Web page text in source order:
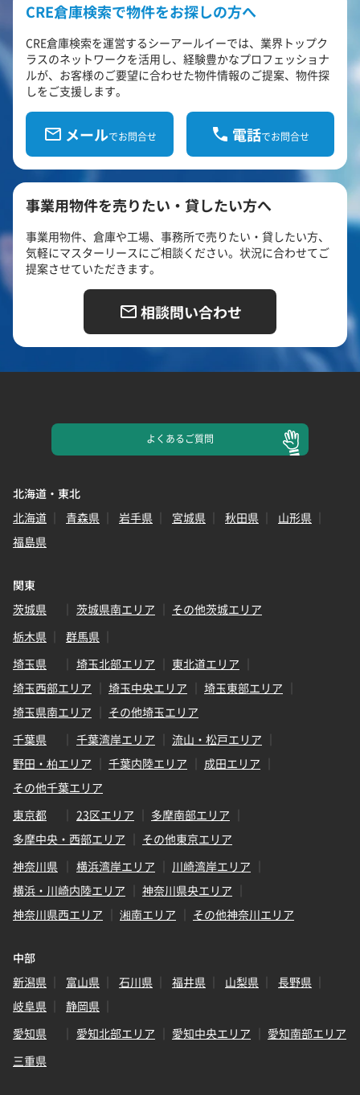
CRE倉庫検索で物件をお探しの方へ
CRE倉庫検索を運営するシーアールイーでは、業界トップク
ラスのネットワークを活用し、経験豊かなプロフェッショナ
ルが、お客様のご要望に合わせた物件情報のご提案、物件探
しをご支援します。
メールでお問合せ 電話でお問合せ
事業用物件を売りたい・貸したい方へ
事業用物件、倉庫や工場、事務所で売りたい・貸したい方、
気軽にマスターリースにご相談ください。状況に合わせてご
提案させていただきます。
相談問い合わせ
よくあるご質問
北海道・東北
北海道
青森県 岩手県 宮城県 秋田県
山形県
福島県
関東
茨城県
茨城県南エリア
その他茨城エリア
栃木県
群馬県
埼玉県
埼玉北部エリア
東北道エリア
埼玉西部エリア
埼玉中央エリア
埼玉東部エリア
埼玉県南エリア
その他埼玉エリア
千葉県
千葉湾岸エリア
流山・松戸エリア
野田・柏エリア
千葉内陸エリア
成田エリア
その他千葉エリア
東京都
23区エリア
多摩南部エリア
多摩中央・西部エリア
その他東京エリア
神奈川県
横浜湾岸エリア
川崎湾岸エリア
横浜・川崎内陸エリア
神奈川県央エリア
神奈川県西エリア
湘南エリア その他神奈川エリア
中部
新潟県
富山県 石川県 福井県 山梨県
長野県
岐阜県
静岡県
愛知県
愛知北部エリア 愛知中央エリア
愛知南部エリア
三重県